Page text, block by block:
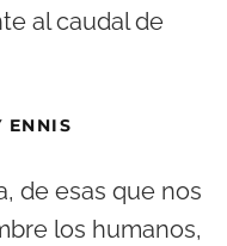
al caudal de
ENNIS
de esas que nos
los humanos,